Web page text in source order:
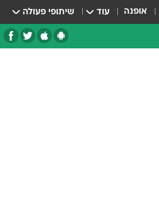
אופנה עוד שיתופי פעולה